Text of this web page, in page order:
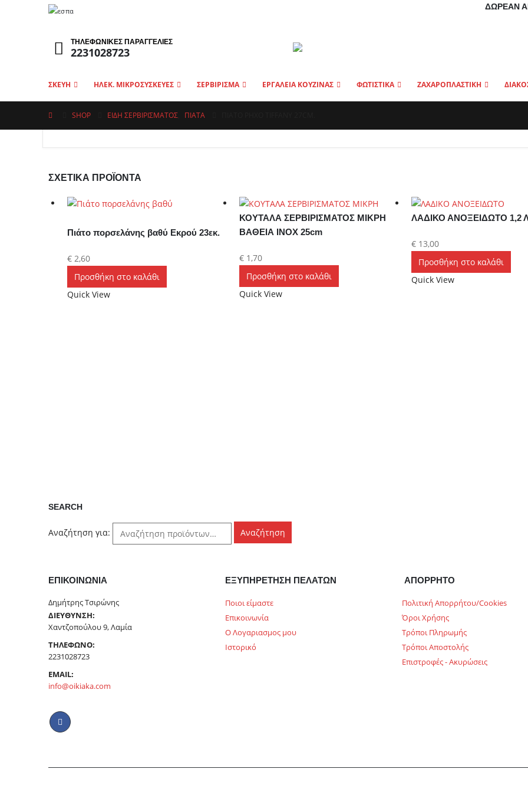
ΔΩΡΕΆΝ
ΤΗΛΕΦΩΝΙΚΕΣ ΠΑΡΑΓΓΕΛΙΕΣ
2231028723
ΣΚΕΥΗ ΗΛΕΚ. ΜΙΚΡΟΣΥΣΚΕΥΕΣ ΣΕΡΒΙΡΙΣΜΑ ΕΡΓΑΛΕΙΑ ΚΟΥΖΙΝΑΣ ΦΩΤΙΣΤΙΚΑ ΖΑΧΑΡΟΠΛΑΣΤΙΚΗ
SHOP ΕΙΔΗ ΣΕΡΒΙΡΙΣΜΑΤΟΣ ΠΙΆΤΑ
ΣΧΕΤΙΚΆ ΠΡΟΪΌΝΤΑ
Πιάτο πορσελάνης βαθύ Εκρού 23εκ.
€ 2,60
Προσθήκη στο καλάθι
Quick View
ΚΟΥΤΑΛΑ ΣΕΡΒΙΡΙΣΜΑΤΟΣ ΜΙΚΡΗ
ΒΑΘΕΙΑ INOX 25cm
€ 1,70
Προσθήκη στο καλάθι
Quick View
ΛΑΔΙΚΟ ΑΝΟΞΕΙΔΩΤΟ 1,2
€ 13,00
Προσθήκη στο καλάθι
Quick View
SEARCH
Αναζήτηση για: Αναζήτηση
ΕΠΙΚΟΙΝΩΝΊΑ
Δημήτρης Τσιρώνης
ΔΙΕΎΘΥΝΣΗ:
Χαντζοπούλου 9, Λαμία
ΤΗΛΈΦΩΝΟ:
2231028723
EMAIL:
info@oikiaka.com
ΕΞΥΠΗΡΕΤΗΣΗ ΠΕΛΑΤΩΝ
Ποιοι είμαστε
Επικοινωνία
Ο Λογαριασμος μου
Ιστορικό
ΑΠΟΡΡΗΤΟ
Πολιτική Απορρήτου/Cookies
Όροι Χρήσης
Τρόποι Πληρωμής
Τρόποι Αποστολής
Επιστροφές - Ακυρώσεις